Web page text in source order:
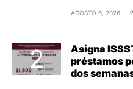
AGOSTO 6, 2026
Asigna
préstamos
dos